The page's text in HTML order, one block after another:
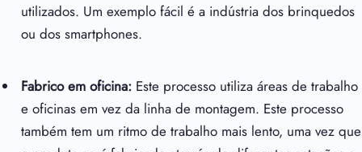
utilizados. Um exemplo fácil é a indústria dos brinquedos
ou dos smartphones.
Fabrico em oficina: Este processo utiliza áreas de trabalho
e oficinas em vez da linha de montagem. Este processo
também tem um ritmo de trabalho mais lento, uma vez que